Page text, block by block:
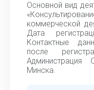
Основной вид
коммерческой
Дата
Контактные
после
Администрация
Минска.